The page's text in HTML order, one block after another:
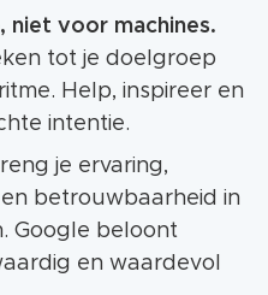
niet voor machines.
tot je doelgroep
Help, inspireer en
intentie.
je ervaring,
betrouwbaarheid in
Google beloont
en waardevol